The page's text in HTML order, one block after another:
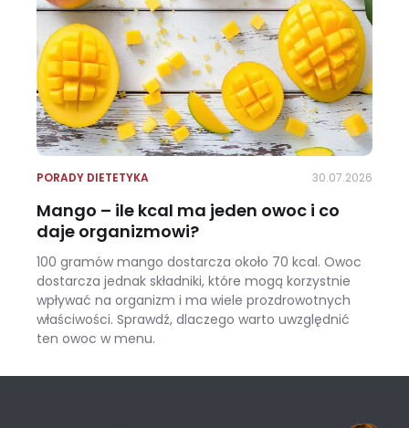
PORADY DIETETYKA 30.07.2026
Mango – ile kcal ma jeden owoc i co
daje organizmowi?
100 gramów mango dostarcza około 70 kcal. Owoc
dostarcza jednak składniki, które mogą korzystnie
wpływać na organizm i ma wiele prozdrowotnych
właściwości. Sprawdź, dlaczego warto uwzględnić
ten owoc w menu.